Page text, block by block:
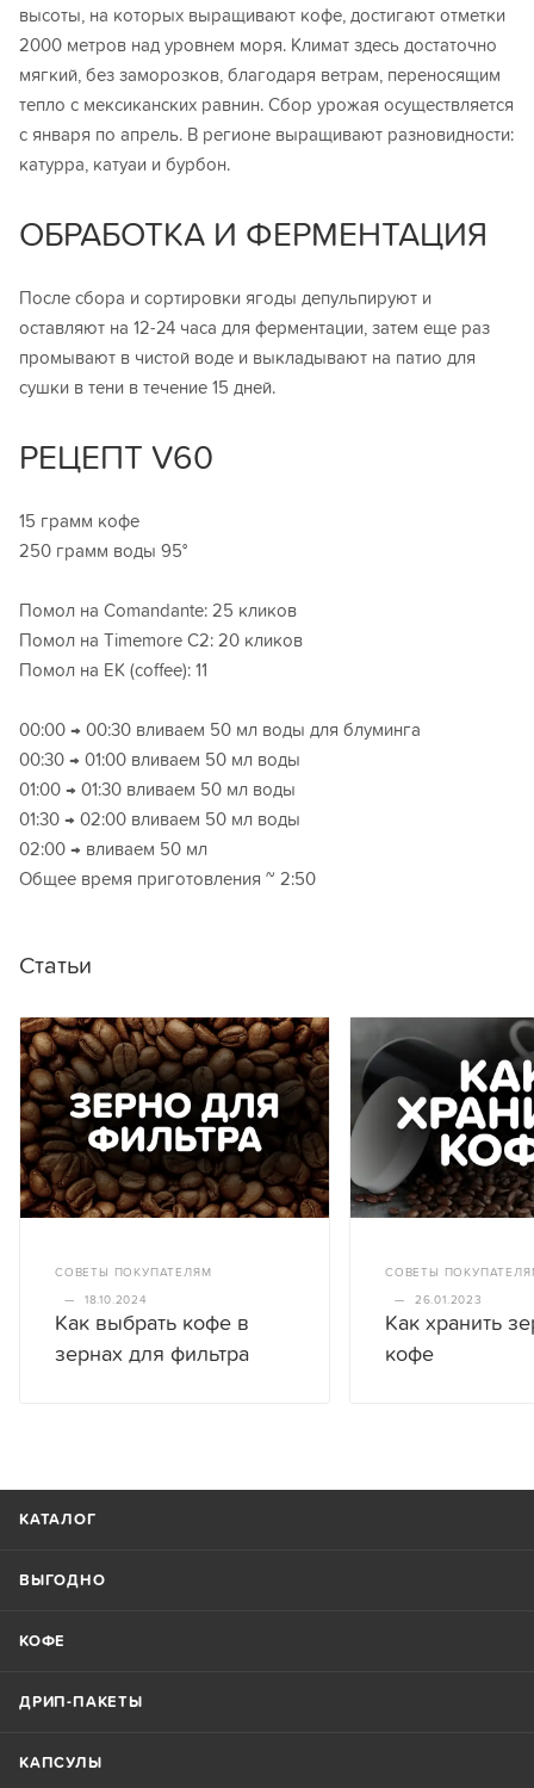
высоты, на которых выращивают кофе, достигают отметки
2000 метров над уровнем моря. Климат здесь достаточно
мягкий, без заморозков, благодаря ветрам, переносящим
тепло с мексиканских равнин. Сбор урожая осуществляется
с января по апрель. В регионе выращивают разновидности:
катурра, катуаи и бурбон.
ОБРАБОТКА И ФЕРМЕНТАЦИЯ
После сбора и сортировки ягоды депульпируют и
оставляют на 12-24 часа для ферментации, затем еще раз
промывают в чистой воде и выкладывают на патио для
сушки в тени в течение 15 дней.
РЕЦЕПТ V60
15 грамм кофе
250 грамм воды 95°
Помол на Comandante: 25 кликов
Помол на Timemore C2: 20 кликов
Помол на ЕК (coffee): 11
00:00 → 00:30 вливаем 50 мл воды для блуминга
00:30 → 01:00 вливаем 50 мл воды
01:00 → 01:30 вливаем 50 мл воды
01:30 → 02:00 вливаем 50 мл воды
02:00 → вливаем 50 мл
Общее время приготовления ~ 2:50
Статьи
СОВЕТЫ ПОКУПАТЕЛЯМ
— 18.10.2024
Как выбрать кофе в
зернах для фильтра
СОВЕТЫ
— 26.01.2023
Как хранить
кофе
КАТАЛОГ
ВЫГОДНО
КОФЕ
ДРИП-ПАКЕТЫ
КАПСУЛЫ